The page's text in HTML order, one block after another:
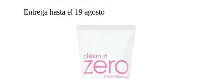
Entrega hasta el 19 agosto